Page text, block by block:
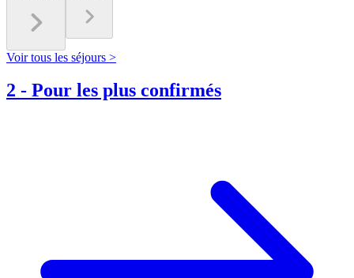
Voir tous les séjours >
2 - Pour les plus confirmés